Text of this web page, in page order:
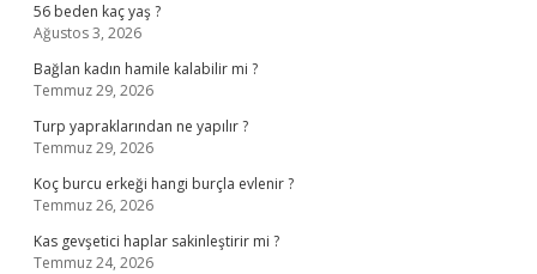
56 beden kaç yaş ?
Ağustos 3, 2026
Bağlan kadın hamile kalabilir mi ?
Temmuz 29, 2026
Turp yapraklarından ne yapılır ?
Temmuz 29, 2026
Koç burcu erkeği hangi burçla evlenir ?
Temmuz 26, 2026
Kas gevşetici haplar sakinleştirir mi ?
Temmuz 24, 2026